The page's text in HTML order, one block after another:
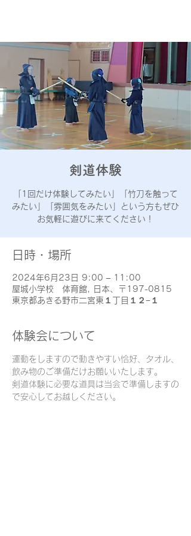
剣道体験
「1回だけ体験してみたい」「竹刀を触って
みたい」「雰囲気をみたい」という方もぜひ
お気軽に遊びに来てください！
日時・場所
2024年6月23日 9:00 – 11:00
屋城小学校 体育館, 日本、〒197-0815
東京都あきる野市二宮東１丁目１２−１
体験会について
運動をしますので動きやすい恰好、タオル、
飲み物のご準備だけお願いいたします。
剣道体験に必要な道具は当会で準備しますの
で安心してお越しください。